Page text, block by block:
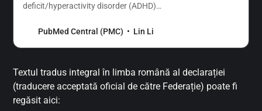
deficit/hyperactivity disorder (ADHD)
been well established and the underlying
Swedish population‐based…
PubMed Central (PMC) Lin Li
Textul tradus integral în limba română al declarației
(traducere acceptată oficial de către Federație) poate fi
regăsit aici: